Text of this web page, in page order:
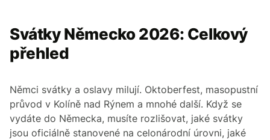
Svátky Německo 2026: Celkový
přehled
Němci svátky a oslavy milují. Oktoberfest, masopustní
průvod v Kolíně nad Rýnem a mnohé další. Když se
vydáte do Německa, musíte rozlišovat, jaké svátky
jsou oficiálně stanovené na celonárodní úrovni, jaké